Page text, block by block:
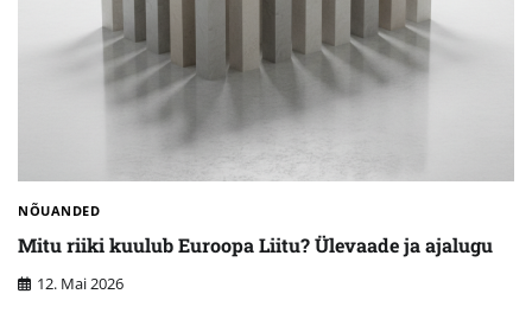
NÕUANDED
Mitu riiki kuulub Euroopa Liitu? Ülevaade ja ajalugu
12. Mai 2026